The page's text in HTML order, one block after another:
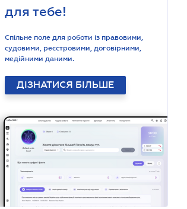
для тебе!
Спільне поле для роботи із правовими,
судовими, реєстровими, договірними,
медійними даними.
ДІЗНАТИСЯ БІЛЬШЕ